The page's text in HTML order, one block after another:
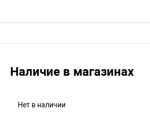
Наличие в магазинах
Нет в наличии